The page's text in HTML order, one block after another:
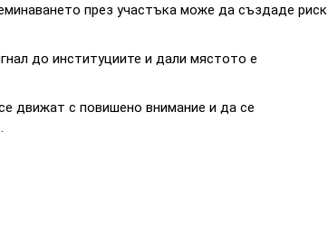
през участъка може да създаде риск
до институциите и дали мястото е
движат с повишено внимание и да се